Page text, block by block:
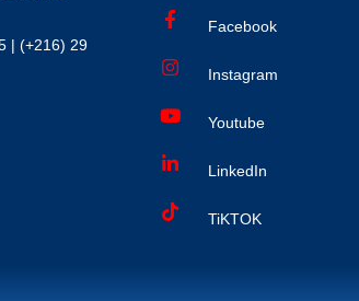
| (+216) 29
Facebook
Instagram
Youtube
LinkedIn
TiKTOK